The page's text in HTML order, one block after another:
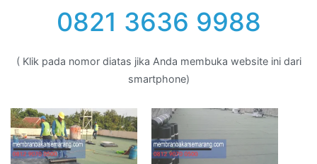
0821 3636 9988
( Klik pada nomor diatas jika Anda membuka website ini dari
smartphone)